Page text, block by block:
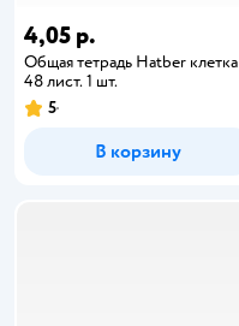
4,05 р.
Общая тетрадь Hatber клетка
48 лист. 1 шт.
5
В корзину